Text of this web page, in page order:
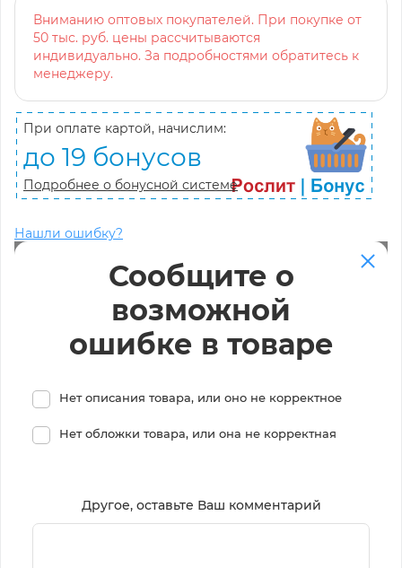
Вниманию оптовых покупателей. При покупке от
50 тыс. руб. цены рассчитываются
индивидуально. За подробностями обратитесь к
менеджеру.
При оплате картой, начислим:
до 19 бонусов
Подробнее о бонусной системе
Нашли ошибку?
Сообщите о
возможной
ошибке в товаре
Нет описания товара, или оно не корректное
Нет обложки товара, или она не корректная
Другое, оставьте Ваш комментарий